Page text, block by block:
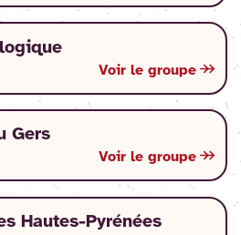
Voir le groupe
Gers
Voir le groupe
Hautes-Pyrénées